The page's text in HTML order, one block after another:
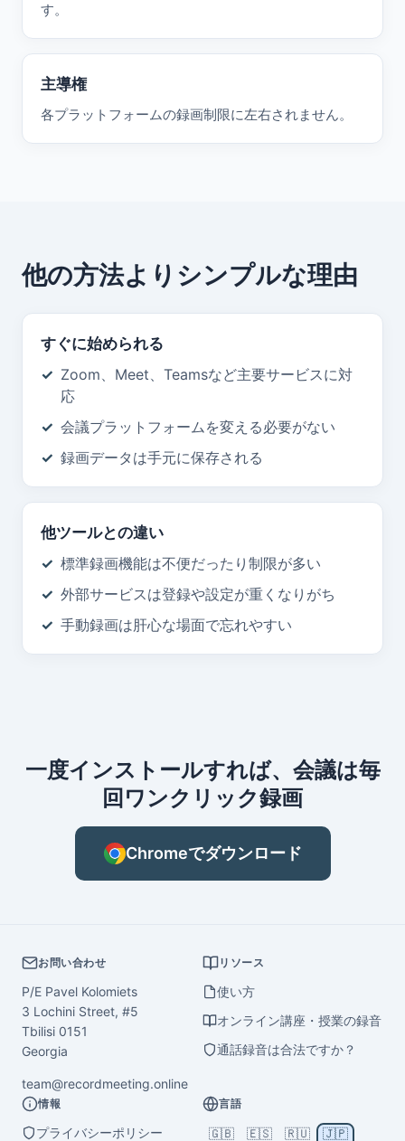
す。
主導権
各プラットフォームの録画制限に左右されません。
他の方法よりシンプルな理由
すぐに始められる
Zoom、Meet、Teamsなど主要サービスに対
応
会議プラットフォームを変える必要がない
録画データは手元に保存される
他ツールとの違い
標準録画機能は不便だったり制限が多い
外部サービスは登録や設定が重くなりがち
手動録画は肝心な場面で忘れやすい
一度インストールすれば、会議は毎
回ワンクリック録画
Chromeでダウンロード
お問い合わせ
P/E Pavel Kolomiets
3 Lochini Street, #5
Tbilisi 0151
Georgia
team@recordmeeting.online
リソース
使い方
オンライン講座・授業の録音
通話録音は合法ですか？
情報
プライバシーポリシー
言語
🇬🇧 🇪🇸 🇷🇺 🇯🇵